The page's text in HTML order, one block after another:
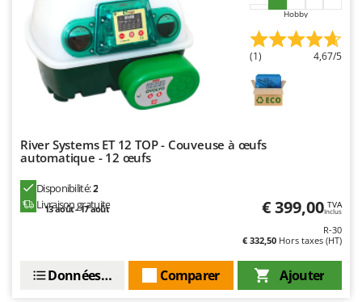
Fendeuses à bois
Filets pour la Récolte des olives
Filtres pour vin et huile
Floconneuses
Fourches pour tracteur
Fours électriques
Friteuses sans huile
Comet
Cresco
Cruccolini
CTEK
DCG
Deca
DeWalt
Diesse
Hobby
(1) 4,67/5
River Systems ET 12 TOP - Couveuse à œufs
automatique - 12 œufs
Disponibilité:2
Livraison gratuite
13 août - 17 août € 399,00 TVA
Inclus
R-30
€ 332,50 Hors taxes (HT)
Ajouter
Comparer
Données techniques